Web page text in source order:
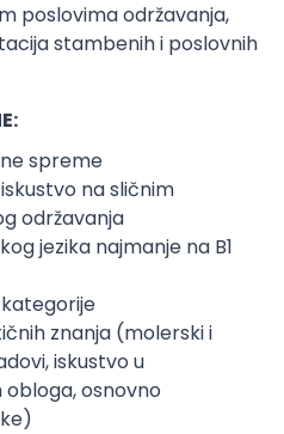
poslovima održavanja,
stambenih i poslovnih
spreme
na sličnim
održavanja
jezika najmanje na B1
znanja (molerski i
iskustvo u
osnovno